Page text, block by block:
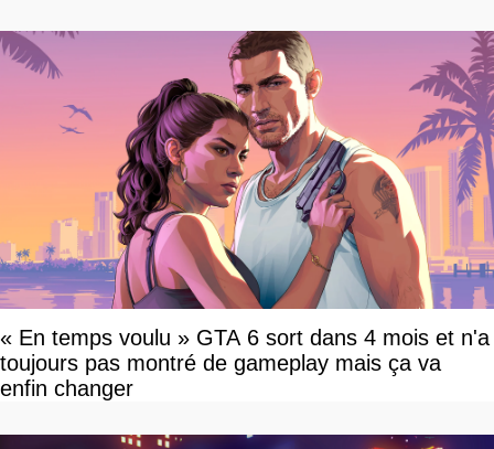
« En temps voulu » GTA 6 sort dans 4 mois et n'a
toujours pas montré de gameplay mais ça va
enfin changer